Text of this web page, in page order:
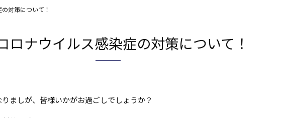
対策について！
ロナウイルス感染症の対策について！
ましが、皆様いかがお過ごしでしょうか？